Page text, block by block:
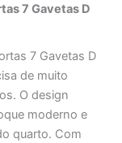
7 Gavetas D
7 Gavetas D
de muito
O design
moderno e
quarto. Com